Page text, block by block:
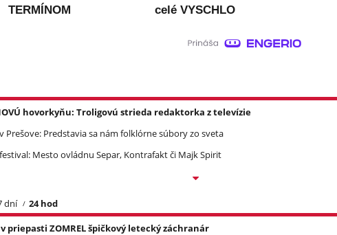
TERMÍNOM
celé VYSCHLO
hovorkyňu: Troligovú strieda redaktorka z televízie
Prešove: Predstavia sa nám folklórne súbory zo sveta
Mesto ovládnu Separ, Kontrafakt či Majk Spirit
dní
24 hod
priepasti ZOMREL špičkový letecký záchranár